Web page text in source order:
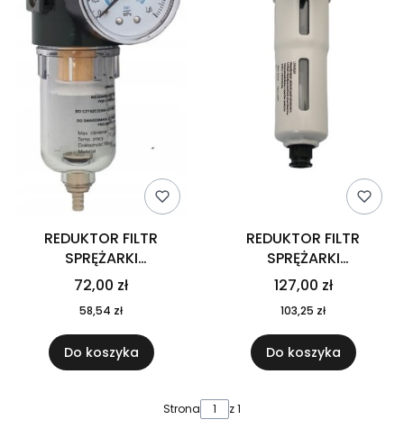
REDUKTOR FILTR
SPRĘŻARKI
KOMPRESORA 1/4" JET
72,00 zł
58,54 zł
Do koszyka
REDUKTOR FILTR
SPRĘŻARKI
KOMPRESORA 1/4"
127,00 zł
103,25 zł
Do koszyka
Strona z 1